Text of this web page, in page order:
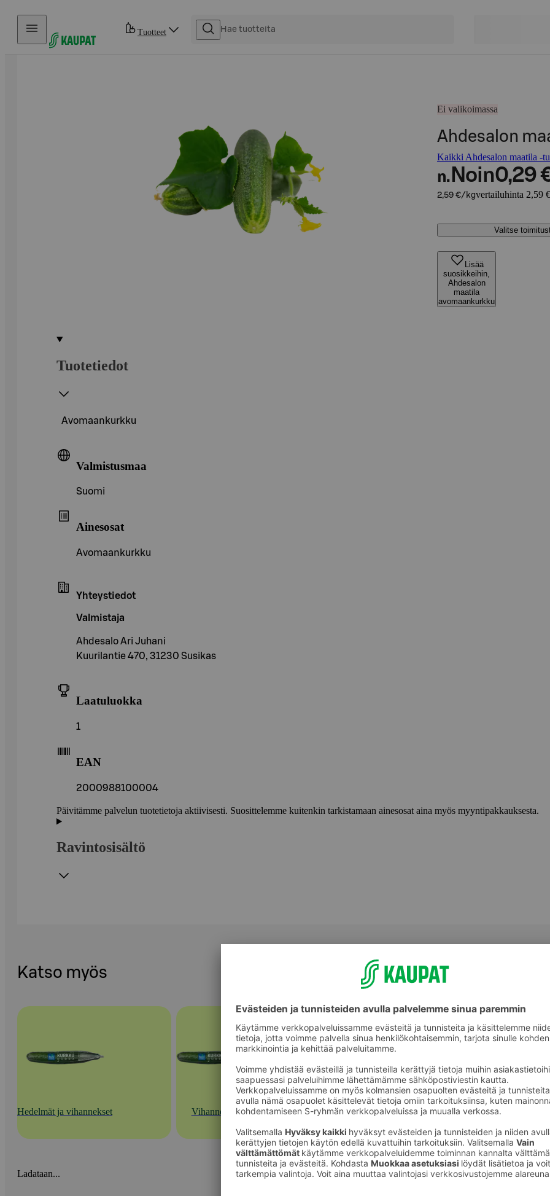
Hyppää sisältöön
Tuotteet
Ei valikoimassa
Ahdesalon
Kaikki Ahdesalon maatila -
n. Noin0,29
2,59 €/kgvertailuhinta 2,59
Valitse
Lisää
suosikkeihin,
Ahdesalon
maatila
avomaankurkku
Tuotetiedot
Avomaankurkku
Valmistusmaa
Suomi
Ainesosat
Avomaankurkku
Yhteystiedot
Valmistaja
Ahdesalo Ari Juhani
Kuurilantie 470, 31230 Susikas
Laatuluokka
1
EAN
2000988100004
Päivitämme palvelun tuotetietoja aktiivisesti. Suosittelemme kuitenkin tarkistamaan ainesosat aina myös myyntipakkauksesta.
Ravintosisältö
Katso myös
Hedelmät ja vihannekset Vihannekset Kurkut
Ladataan...